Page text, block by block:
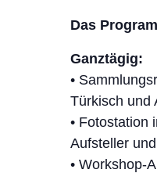
Das
Ganztägig:
•
Türkisch und
• Fotostation
Aufsteller
• Workshop-